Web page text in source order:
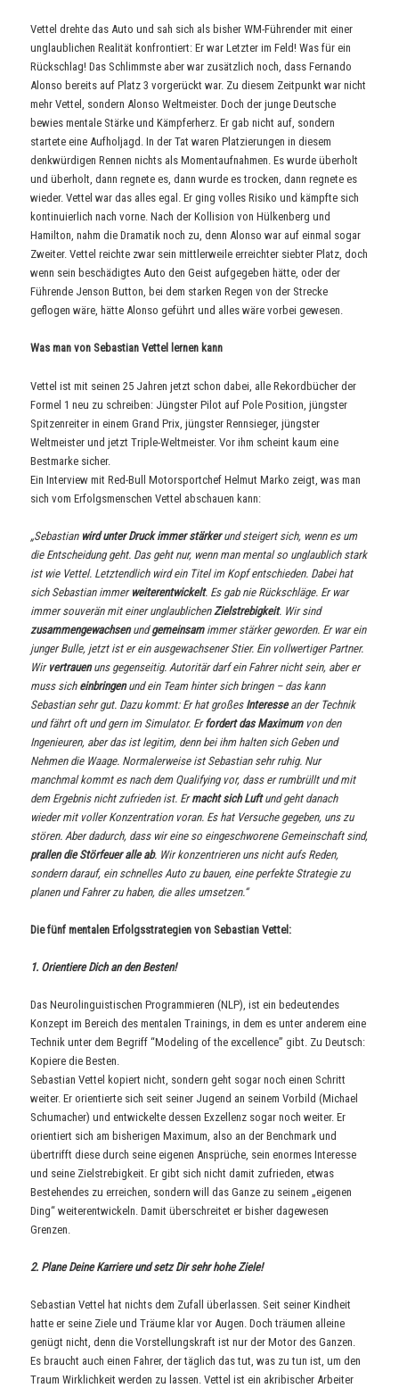
Vettel drehte das Auto und sah sich als bisher WM-Führender mit einer
unglaublichen Realität konfrontiert: Er war Letzter im Feld! Was für ein
Rückschlag! Das Schlimmste aber war zusätzlich noch, dass Fernando
Alonso bereits auf Platz 3 vorgerückt war. Zu diesem Zeitpunkt war nicht
mehr Vettel, sondern Alonso Weltmeister. Doch der junge Deutsche
bewies mentale Stärke und Kämpferherz. Er gab nicht auf, sondern
startete eine Aufholjagd. In der Tat waren Platzierungen in diesem
denkwürdigen Rennen nichts als Momentaufnahmen. Es wurde überholt
und überholt, dann regnete es, dann wurde es trocken, dann regnete es
wieder. Vettel war das alles egal. Er ging volles Risiko und kämpfte sich
kontinuierlich nach vorne. Nach der Kollision von Hülkenberg und
Hamilton, nahm die Dramatik noch zu, denn Alonso war auf einmal sogar
Zweiter. Vettel reichte zwar sein mittlerweile erreichter siebter Platz, doch
wenn sein beschädigtes Auto den Geist aufgegeben hätte, oder der
Führende Jenson Button, bei dem starken Regen von der Strecke
geflogen wäre, hätte Alonso geführt und alles wäre vorbei gewesen.
Was man von Sebastian Vettel lernen kann
Vettel ist mit seinen 25 Jahren jetzt schon dabei, alle Rekordbücher der
Formel 1 neu zu schreiben: Jüngster Pilot auf Pole Position, jüngster
Spitzenreiter in einem Grand Prix, jüngster Rennsieger, jüngster
Weltmeister und jetzt Triple-Weltmeister. Vor ihm scheint kaum eine
Bestmarke sicher.
Ein Interview mit Red-Bull Motorsportchef Helmut Marko zeigt, was man
sich vom Erfolgsmenschen Vettel abschauen kann:
„Sebastian wird unter Druck immer stärkerund steigert sich, wenn es um
die Entscheidung geht. Das geht nur, wenn man mental so unglaublich stark
ist wie Vettel. Letztendlich wird ein Titel im Kopf entschieden. Dabei hat
sich Sebastian immer weiterentwickelt. Es gab nie Rückschläge. Er war
immer souverän mit einer unglaublichen Zielstrebigkeit. Wir sind
zusammengewachsenundgemeinsamimmer stärker geworden. Er war ein
junger Bulle, jetzt ist er ein ausgewachsener Stier. Ein vollwertiger Partner.
Wir vertrauenuns gegenseitig. Autoritär darf ein Fahrer nicht sein, aber er
muss sich einbringenund ein Team hinter sich bringen – das kann
Sebastian sehr gut. Dazu kommt: Er hat großes Interessean der Technik
und fährt oft und gern im Simulator. Erfordert das Maximumvon den
Ingenieuren, aber das ist legitim, denn bei ihm halten sich Geben und
Nehmen die Waage. Normalerweise ist Sebastian sehr ruhig. Nur
manchmal kommt es nach dem Qualifying vor, dass er rumbrüllt und mit
dem Ergebnis nicht zufrieden ist. Ermacht sich Luftund geht danach
wieder mit voller Konzentration voran. Es hat Versuche gegeben, uns zu
stören. Aber dadurch, dass wir eine so eingeschworene Gemeinschaft sind,
prallen die Störfeuer alle ab. Wir konzentrieren uns nicht aufs Reden,
sondern darauf, ein schnelles Auto zu bauen, eine perfekte Strategie zu
planen und Fahrer zu haben, die alles umsetzen.“
Die fünf mentalen Erfolgsstrategien von Sebastian Vettel:
1. Orientiere Dich an den Besten!
Das Neurolinguistischen Programmieren (NLP), ist ein bedeutendes
Konzept im Bereich des mentalen Trainings, in dem es unter anderem eine
Technik unter dem Begriff “Modeling of the excellence” gibt. Zu Deutsch:
Kopiere die Besten.
Sebastian Vettel kopiert nicht, sondern geht sogar noch einen Schritt
weiter. Er orientierte sich seit seiner Jugend an seinem Vorbild (Michael
Schumacher) und entwickelte dessen Exzellenz sogar noch weiter. Er
orientiert sich am bisherigen Maximum, also an der Benchmark und
übertrifft diese durch seine eigenen Ansprüche, sein enormes Interesse
und seine Zielstrebigkeit. Er gibt sich nicht damit zufrieden, etwas
Bestehendes zu erreichen, sondern will das Ganze zu seinem „eigenen
Ding“ weiterentwickeln. Damit überschreitet er bisher dagewesen
Grenzen.
2. Plane Deine Karriere und setz Dir sehr hohe Ziele!
Sebastian Vettel hat nichts dem Zufall überlassen. Seit seiner Kindheit
hatte er seine Ziele und Träume klar vor Augen. Doch träumen alleine
genügt nicht, denn die Vorstellungskraft ist nur der Motor des Ganzen.
Es braucht auch einen Fahrer, der täglich das tut, was zu tun ist, um den
Traum Wirklichkeit werden zu lassen. Vettel ist ein akribischer Arbeiter